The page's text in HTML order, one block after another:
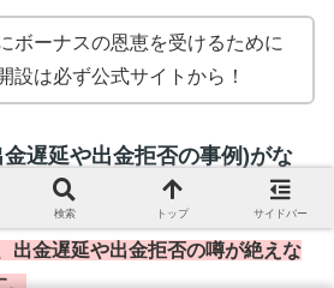
ボーナスの恩恵を受けるために
設は必ず公式サイトから！
遅延や出金拒否の事例)がな
出金遅延や出金拒否の噂が絶えな
検索 トップ サイドバー